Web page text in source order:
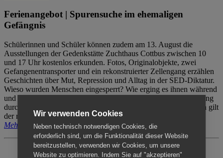
Ferienangebot | Spurensuche im ehemaligen
Gefängnis
Schülerinnen und Schüler können zudem am 13. August die
Ausstellungen der Gedenkstätte Zuchthaus Cottbus zwischen 10
und 17 Uhr kostenlos erkunden. Fotos, Originalobjekte, zwei
Gefangenentransporter und ein rekonstruierter Zellengang erzählen
Geschichten über Mut, Repression und Alltag in der SED-Diktatur.
Wieso wurden Menschen eingesperrt? Wie erging es ihnen während
und nach der Haft? Der Besuch erfolgt individuell ohne Betreuung
durch das Menschenrechtszentrum Cottbus. Für Begleitpersonen gilt
der reguläre Eintritt (8€ / ermäßigt 5€).
Mehr erfahren
Wir verwenden Cookies
Neben technisch notwendigen Cookies, die
erforderlich sind, um die Funktionalität dieser Website
bereitzustellen, verwenden wir Cookies, um unsere
Website zu optimieren. Indem Sie auf "akzeptieren"